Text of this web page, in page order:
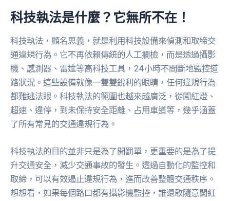
科技執法是什麼？它無所不在！
科技執法，顧名思義，就是利用科技設備來偵測和取締交
通違規行為。它不再依賴傳統的人工攔檢，而是透過攝影
機、感測器、雷達等高科技工具，24小時不間斷地監控道
路狀況。這些設備就像一雙雙銳利的眼睛，任何違規行為
都難逃法眼。科技執法的範圍也越來越廣泛，從闖紅燈、
超速、違停，到未保持安全距離、占用車道等，幾乎涵蓋
了所有常見的交通違規行為。
科技執法的目的並非只是為了開罰單，更重要的是為了提
升交通安全，減少交通事故的發生。透過自動化的監控和
取締，可以有效遏止違規行為，進而改善整體交通秩序。
想想看，如果每個路口都有攝影機監控，誰還敢隨意闖紅